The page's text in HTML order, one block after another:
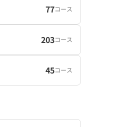
77コース
203コース
45コース